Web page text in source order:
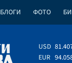
БЛОГИ ФОТО
USD
EUR